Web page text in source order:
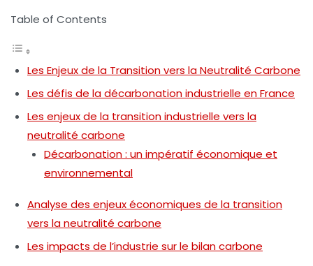
Table of Contents
Les Enjeux de la Transition vers la Neutralité Carbone
Les défis de la décarbonation industrielle en France
Les enjeux de la transition industrielle vers la
neutralité carbone
Décarbonation : un impératif économique et
environnemental
Analyse des enjeux économiques de la transition
vers la neutralité carbone
Les impacts de l’industrie sur le bilan carbone